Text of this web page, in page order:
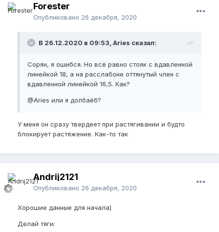
Forester
Опубликовано 26 декабря, 2020
В 26.12.2020 в 09:53, Aries сказал:
Сорян, я ошибся. Но всё равно стояк с вдавленной
линейкой 18, а на расслабоне оттянутый член с
вдавленной линейкой 16,5. Как?
@Aries или я долбаёб?
У меня он сразу твердеет при растягивании и будто
блокирует растяжение. Как-то так
Andrij2121
Опубликовано 26 декабря, 2020
Хорошие данные для начала)
Делай тяги.